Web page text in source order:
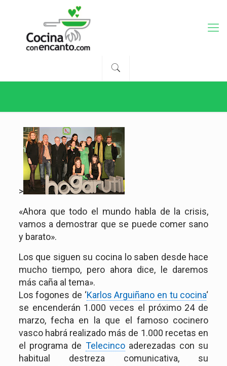
>
«Ahora que todo el mundo habla de la crisis,
vamos a demostrar que se puede comer sano
y barato».
Los que siguen su cocina lo saben desde hace
mucho tiempo, pero ahora dice, le daremos
más caña al tema».
Los fogones de ‘Karlos Arguiñano en tu cocina‘
se encenderán 1.000 veces el próximo 24 de
marzo, fecha en la que el famoso cocinero
vasco habrá realizado más de 1.000 recetas en
el programa de Telecincoaderezadas con su
habitual destreza comunicativa, su